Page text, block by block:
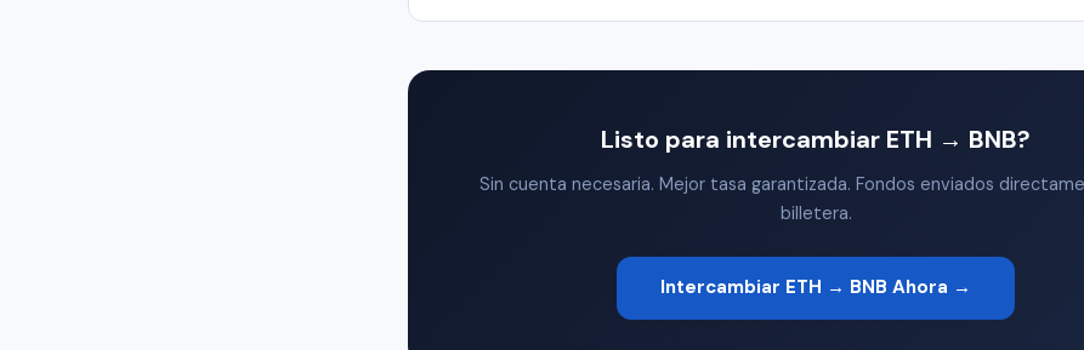
Listo para intercambiar ETH → BNB?
Sin cuenta necesaria. Mejor tasa garantizada. Fondos enviados
billetera.
Intercambiar ETH → BNB Ahora →